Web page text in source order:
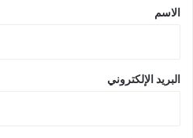
*
الاسم
البريد الإلكتروني